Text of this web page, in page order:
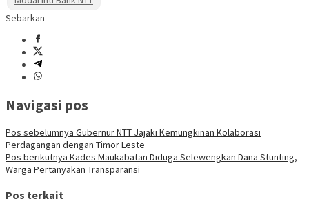
Sebarkan
Navigasi pos
Pos sebelumnya Gubernur NTT Jajaki Kemungkinan Kolaborasi
Perdagangan dengan Timor Leste
Pos berikutnya Kades Maukabatan Diduga Selewengkan Dana Stunting,
Warga Pertanyakan Transparansi
Pos terkait